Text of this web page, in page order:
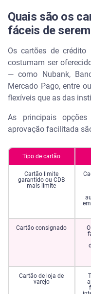
Quais são os
fáceis de
Os cartões de
costumam ser
— como Nubank,
Mercado Pago, entre
flexíveis que as das
As principais
aprovação facilitada
Tipo de cartão
Cartão limite
garantido ou CDB
mais limite
Cartão consignado
Cartão de loja de
varejo